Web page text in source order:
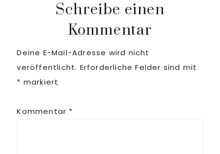
Schreibe einen
Kommentar
Deine E-Mail-Adresse wird nicht
veröffentlicht. Erforderliche Felder sind mit
* markiert
Kommentar *